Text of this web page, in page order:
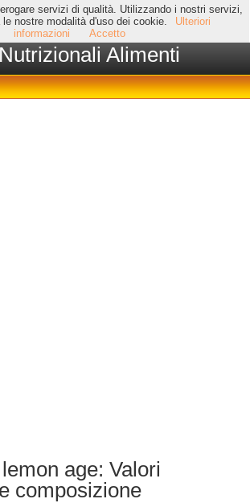
servizi di qualità. Utilizzando i nostri servizi,
le nostre modalità d'uso dei cookie.
Ulteriori
informazioni
Accetto
Alimenti
age: Valori
composizione